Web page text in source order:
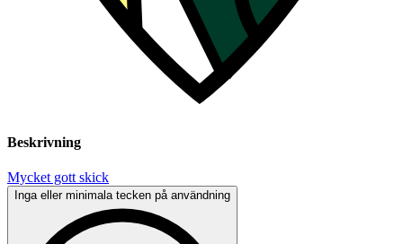
Beskrivning
Mycket gott skick
Inga eller minimala tecken på användning